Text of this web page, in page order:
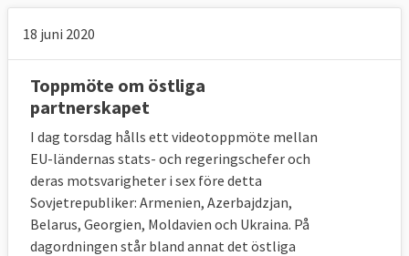
18 juni 2020
Toppmöte om östliga
partnerskapet
I dag torsdag hålls ett videotoppmöte mellan
EU-ländernas stats- och regeringschefer och
deras motsvarigheter i sex före detta
Sovjetrepubliker: Armenien, Azerbajdzjan,
Belarus, Georgien, Moldavien och Ukraina. På
dagordningen står bland annat det östliga